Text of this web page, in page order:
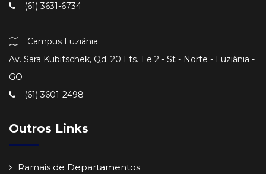
(61) 3631-6734
Campus Luziânia
Av. Sara Kubitschek, Qd. 20 Lts. 1 e 2 - St - Norte - Luziânia -
GO
(61) 3601-2498
Outros Links
Ramais de Departamentos